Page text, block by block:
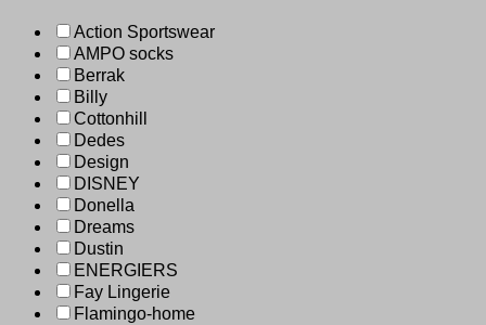
Action Sportswear
AMPO socks
Berrak
Billy
Cottonhill
Dedes
Design
DISNEY
Donella
Dreams
Dustin
ENERGIERS
Fay Lingerie
Flamingo-home